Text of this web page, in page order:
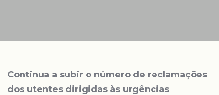
Continua a subir o número de reclamações
dos utentes dirigidas às urgências